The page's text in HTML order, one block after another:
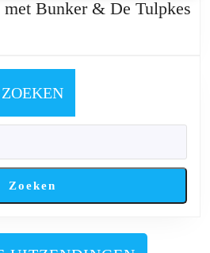
met Bunker & De Tulpkes
ZOEKEN
Zoeken